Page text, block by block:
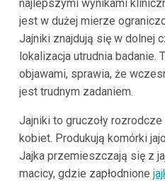
najlepszymi wynikami
jest w dużej mierze
Jajniki znajdują się w dolnej
lokalizacja utrudnia badanie.
objawami, sprawia, że
jest trudnym zadaniem.
Jajniki to gruczoły
kobiet. Produkują komórki
Jajka przemieszczają się z
macicy, gdzie zapłodnione